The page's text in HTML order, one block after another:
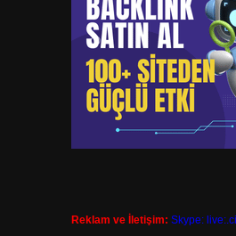
Reklam ve İletişim: Skype: